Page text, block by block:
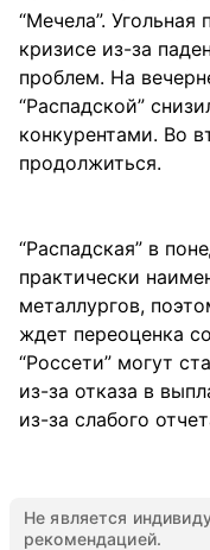
“Мечела”.
кризисе из-за
проблем. На
“Распадской”
конкурентами. Во
продолжиться.
“Распадская” в
практически
металлургов,
ждет переоценка
“Россети” могут
из-за отказа в
из-за слабого
Не является
рекомендацией.